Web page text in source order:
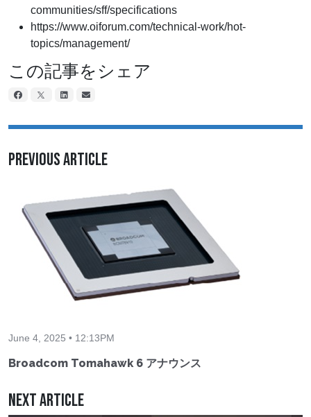
communities/sff/specifications
https://www.oiforum.com/technical-work/hot-
topics/management/
この記事をシェア
Previous Article
June 4, 2025 • 12:13PM
Broadcom Tomahawk 6 アナウンス
Next Article